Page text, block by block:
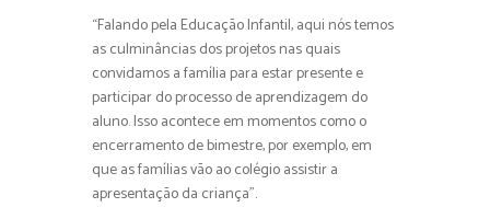
“Falando pela Educação Infantil, aqui nós temos
as culminâncias dos projetos nas quais
convidamos a família para estar presente e
participar do processo de aprendizagem do
aluno. Isso acontece em momentos como o
encerramento de bimestre, por exemplo, em
que as famílias vão ao colégio assistir a
apresentação da criança”.